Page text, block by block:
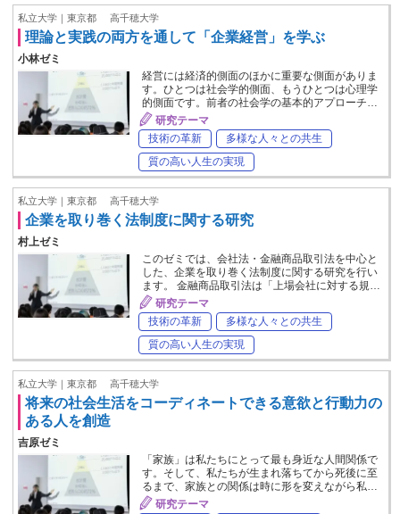
私立大学｜東京都 高千穂大学
理論と実践の両方を通して「企業経営」を学ぶ
小林ゼミ
経営には経済的側面のほかに重要な側面がありま
す。ひとつは社会学的側面、もうひとつは心理学
的側面です。前者の社会学の基本的アプローチ…
研究テーマ
技術の革新
多様な人々との共生
質の高い人生の実現
私立大学｜東京都 高千穂大学
企業を取り巻く法制度に関する研究
村上ゼミ
このゼミでは、会社法・金融商品取引法を中心と
した、企業を取り巻く法制度に関する研究を行い
ます。 金融商品取引法は「上場会社に対する規…
研究テーマ
技術の革新
多様な人々との共生
質の高い人生の実現
私立大学｜東京都 高千穂大学
将来の社会生活をコーディネートできる意欲と行動力の
ある人を創造
吉原ゼミ
「家族」は私たちにとって最も身近な人間関係で
す。そして、私たちが生まれ落ちてから死後に至
るまで、家族との関係は時に形を変えながら私…
研究テーマ